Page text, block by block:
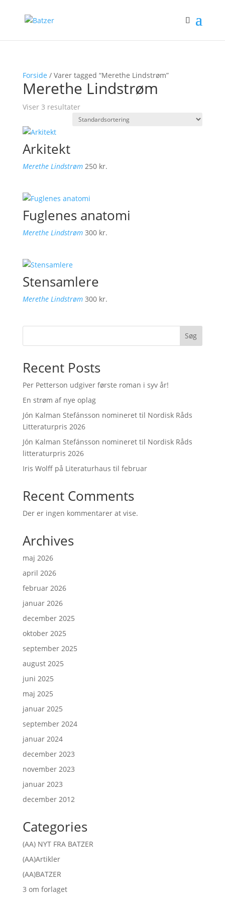
Forside / Varer tagged “Merethe Lindstrøm”
Merethe Lindstrøm
Viser 3 resultater
Arkitekt
Merethe Lindstrøm 250 kr.
Fuglenes anatomi
Merethe Lindstrøm 300 kr.
Stensamlere
Merethe Lindstrøm 300 kr.
Søg
Recent Posts
Per Petterson udgiver første roman i syv år!
En strøm af nye oplag
Jón Kalman Stefánsson nomineret til Nordisk Råds
Litteraturpris 2026
Jón Kalman Stefánsson nomineret til Nordisk Råds
litteraturpris 2026
Iris Wolff på Literaturhaus til februar
Recent Comments
Der er ingen kommentarer at vise.
Archives
maj 2026
april 2026
februar 2026
januar 2026
december 2025
oktober 2025
september 2025
august 2025
juni 2025
maj 2025
januar 2025
september 2024
januar 2024
december 2023
november 2023
januar 2023
december 2012
Categories
(AA) NYT FRA BATZER
(AA)Artikler
(AA)BATZER
3 om forlaget